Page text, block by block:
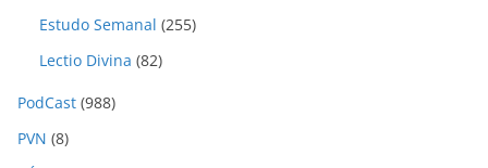
Estudo Semanal (255)
Lectio Divina (82)
PodCast (988)
PVN (8)